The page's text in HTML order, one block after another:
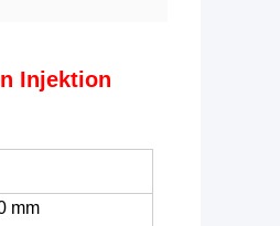
Injektion
mm